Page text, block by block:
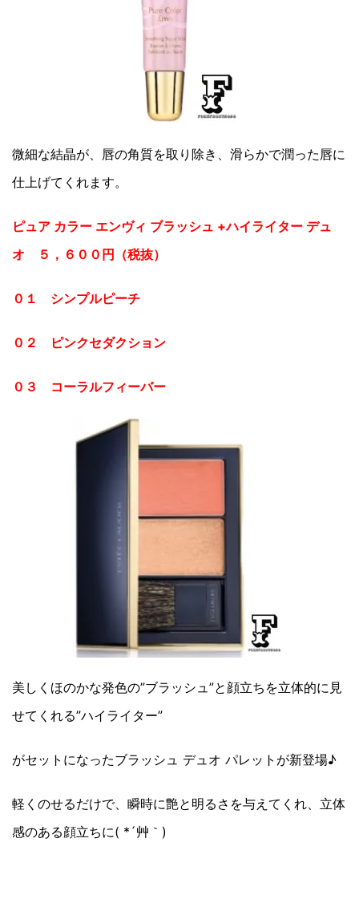
微細な結晶が、唇の角質を取り除き、滑らかで潤った唇に
仕上げてくれます。
ピュア カラー エンヴィ ブラッシュ +ハイライター デュ
オ ５，６００円（税抜）
０１ シンプルピーチ
０２ ピンクセダクション
０３ コーラルフィーバー
美しくほのかな発色の”ブラッシュ”と顔立ちを立体的に見
せてくれる”ハイライター”
がセットになったブラッシュ デュオ パレットが新登場♪
軽くのせるだけで、瞬時に艶と明るさを与えてくれ、立体
感のある顔立ちに( *´艸｀)